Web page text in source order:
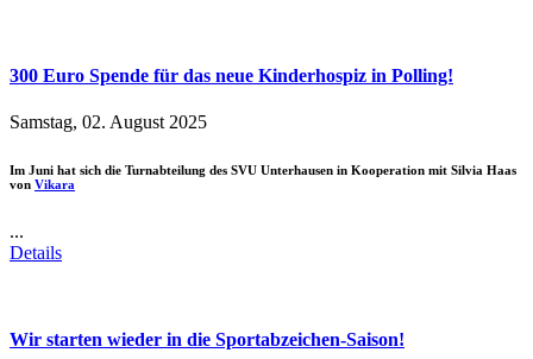
300 Euro Spende für das neue Kinderhospiz in Polling!
Samstag, 02. August 2025
Im Juni hat sich die Turnabteilung des SVU Unterhausen in Kooperation mit Silvia Haas
von Vikara
...
Details
Wir starten wieder in die Sportabzeichen-Saison!